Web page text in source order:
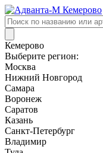
Поиск
товаров
Кемерово
Выберите регион:
Москва
Нижний Новгород
Самара
Воронеж
Саратов
Казань
Санкт-Петербург
Владимир